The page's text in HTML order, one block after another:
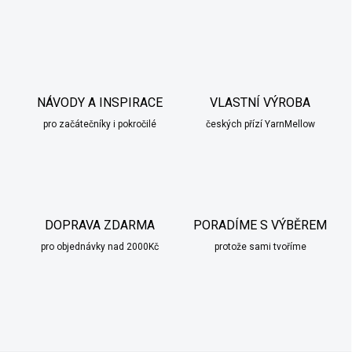
NÁVODY A INSPIRACE
pro začátečníky i pokročilé
VLASTNÍ VÝROBA
českých přízí YarnMellow
DOPRAVA ZDARMA
pro objednávky nad 2000Kč
PORADÍME S VÝBĚREM
protože sami tvoříme